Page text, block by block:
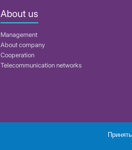
About us
Management
About company
Cooperation
Telecommunication networks
Принять